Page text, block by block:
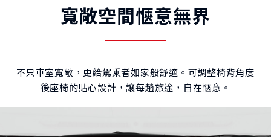
寬敞空間愜意無界
不只車室寬敞，更給駕乘者如家般舒適。可調整椅背角度
後座椅的貼心設計，讓每趟旅途，自在愜意。